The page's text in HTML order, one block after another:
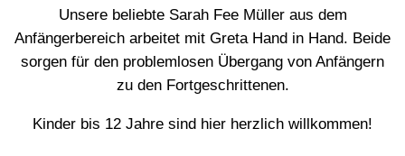
Unsere beliebte Sarah Fee Müller aus dem
Anfängerbereich arbeitet mit Greta Hand in Hand. Beide
sorgen für den problemlosen Übergang von Anfängern
zu den Fortgeschrittenen.
Kinder bis 12 Jahre sind hier herzlich willkommen!